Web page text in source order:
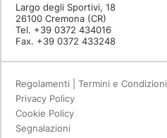
Largo degli Sportivi, 18
26100 Cremona (CR)
Tel. +39 0372 434016
Fax. +39 0372 433248
Regolamenti | Termini e Condizioni
Privacy Policy
Cookie Policy
Segnalazioni